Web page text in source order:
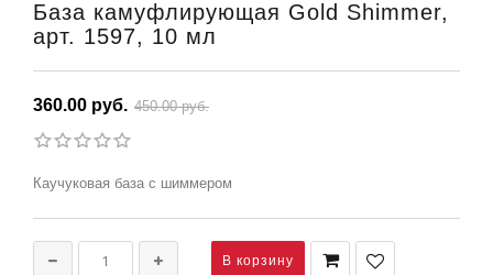
База камуфлирующая Gold Shimmer,
арт. 1597, 10 мл
360.00 руб. 450.00 руб.
Каучуковая база с шиммером